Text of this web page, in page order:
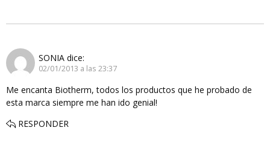
SONIA dice:
02/01/2013 a las 23:37
Me encanta Biotherm, todos los productos que he probado de
esta marca siempre me han ido genial!
RESPONDER